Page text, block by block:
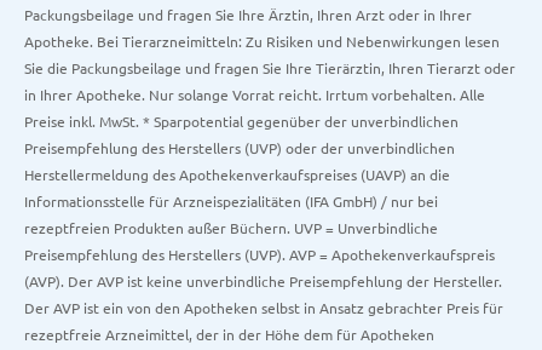
Packungsbeilage und fragen Sie Ihre Ärztin, Ihren Arzt oder in Ihrer
Apotheke. Bei Tierarzneimitteln: Zu Risiken und Nebenwirkungen lesen
Sie die Packungsbeilage und fragen Sie Ihre Tierärztin, Ihren Tierarzt oder
in Ihrer Apotheke. Nur solange Vorrat reicht. Irrtum vorbehalten. Alle
Preise inkl. MwSt. * Sparpotential gegenüber der unverbindlichen
Preisempfehlung des Herstellers (UVP) oder der unverbindlichen
Herstellermeldung des Apothekenverkaufspreises (UAVP) an die
Informationsstelle für Arzneispezialitäten (IFA GmbH) / nur bei
rezeptfreien Produkten außer Büchern. UVP = Unverbindliche
Preisempfehlung des Herstellers (UVP). AVP = Apothekenverkaufspreis
(AVP). Der AVP ist keine unverbindliche Preisempfehlung der Hersteller.
Der AVP ist ein von den Apotheken selbst in Ansatz gebrachter Preis für
rezeptfreie Arzneimittel, der in der Höhe dem für Apotheken